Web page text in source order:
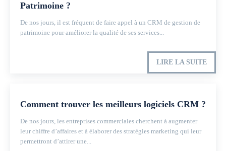
Patrimoine ?
De nos jours, il est fréquent de faire appel à un CRM de gestion de
patrimoine pour améliorer la qualité de ses services...
LIRE LA SUITE
Comment trouver les meilleurs logiciels CRM ?
De nos jours, les entreprises commerciales cherchent à augmenter
leur chiffre d’affaires et à élaborer des stratégies marketing qui leur
permettront d’attirer une...